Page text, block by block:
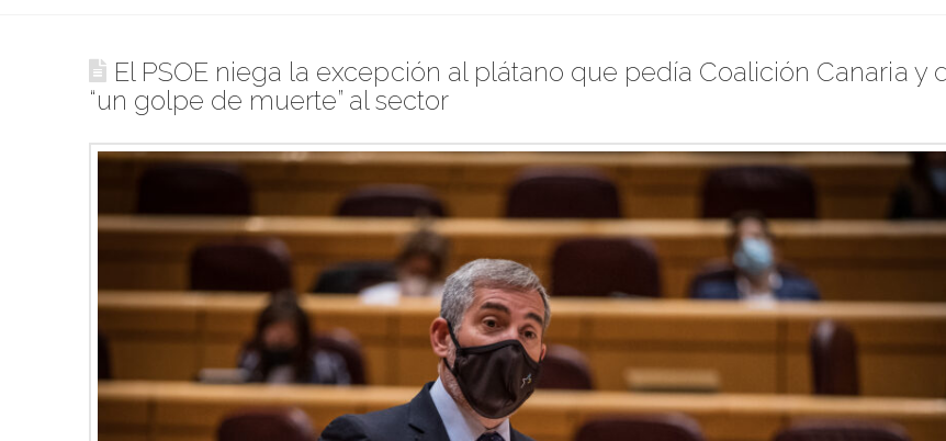
El PSOE niega la excepción al plátano que pedía Coalición Canaria y
“un golpe de muerte” al sector